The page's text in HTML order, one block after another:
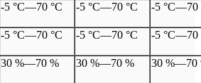
-5 °C—70 °C -5 °C—70 °C -5 °C—70
-5 °C—70 °C -5 °C—70 °C -5 °C—70
30 %—70 % 30 %—70 % 30 %—70